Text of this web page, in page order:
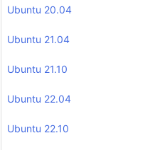
Ubuntu 20.04
Ubuntu 21.04
Ubuntu 21.10
Ubuntu 22.04
Ubuntu 22.10